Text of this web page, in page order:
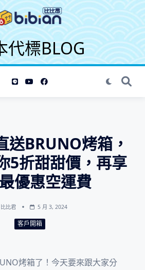
代標BLOG
送BRUNO烤箱，
5折甜甜價，再享
優惠空運費
比比君 5 月 3, 2024
客戶開箱
烤箱了！今天要來跟大家分